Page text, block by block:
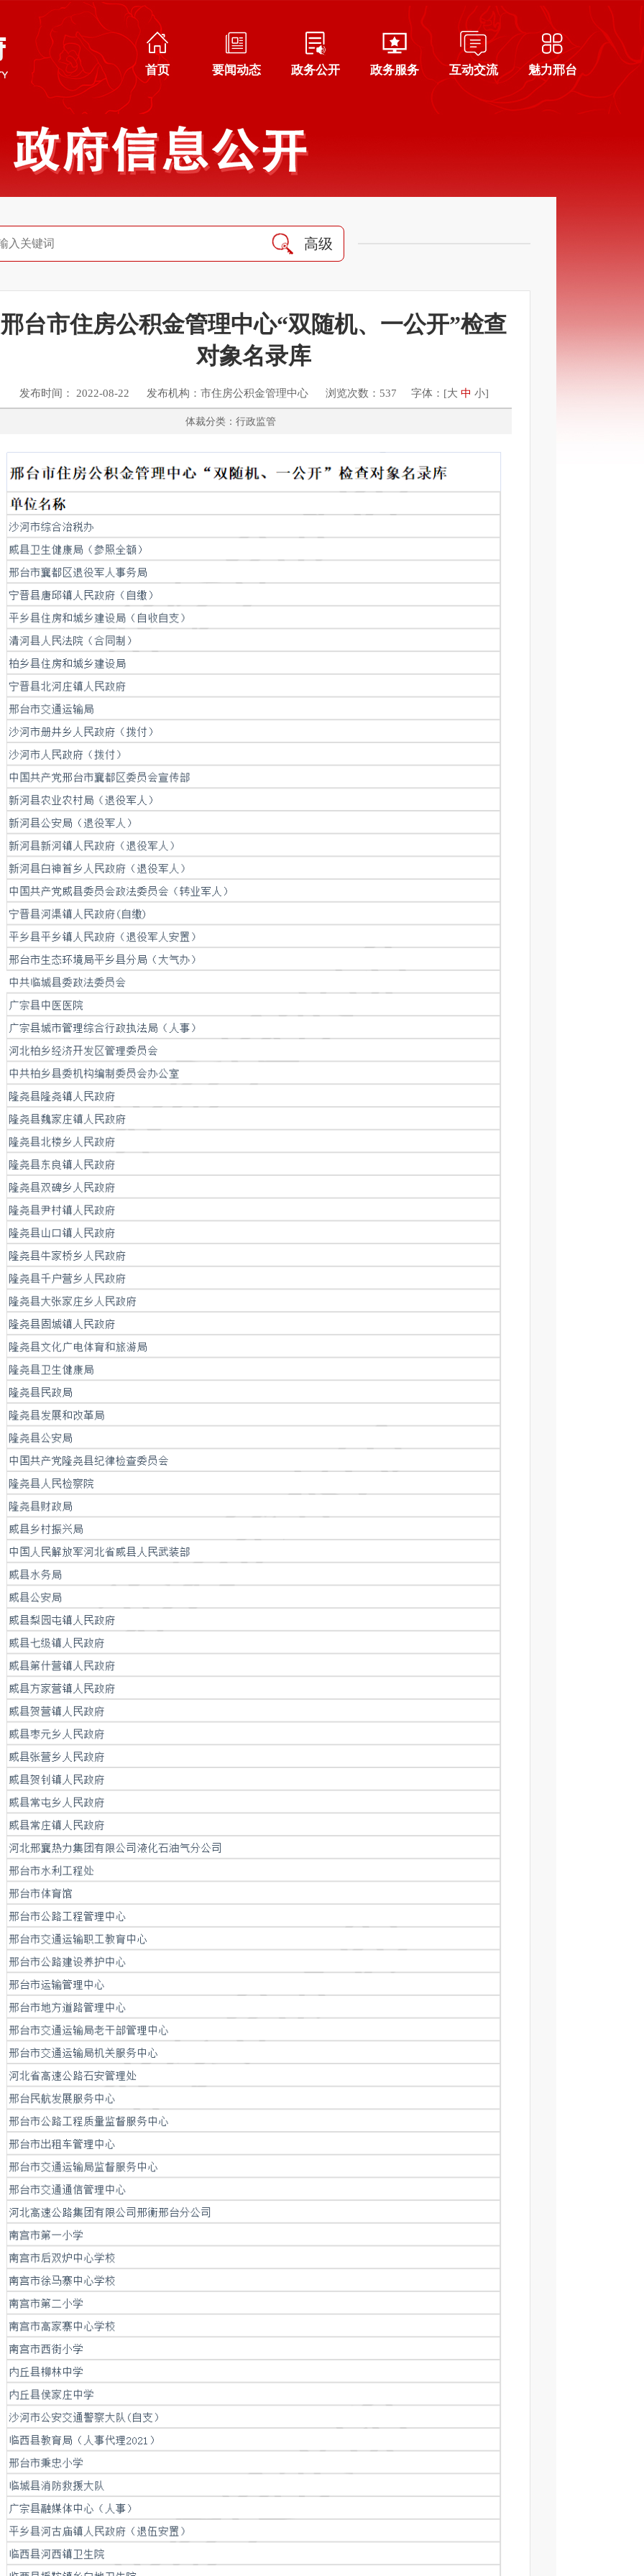
首页 要闻动态 政务公开 政务服务 互动交流 魅力邢台
高级
邢台市住房公积金管理中心“双随机、一公开”检查
对象名录库
发布时间： 2022-08-22 发布机构：市住房公积金管理中心 浏览次数：537 字体：[大 中 小]
体裁分类：行政监管